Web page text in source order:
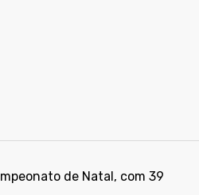
de Natal, com 39